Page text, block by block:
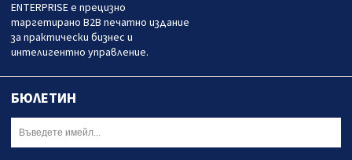
ENTERPRISE е прецизно
таргетирано B2B печатно издание
за практически бизнес и
интелигентно управление.
БЮЛЕТИН